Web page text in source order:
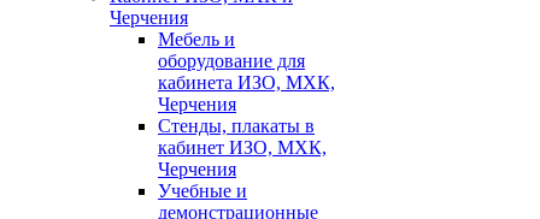
Черчения
Мебель и
оборудование для
кабинета ИЗО, МХК,
Черчения
Стенды, плакаты в
кабинет ИЗО, МХК,
Черчения
Учебные и
демонстрационные